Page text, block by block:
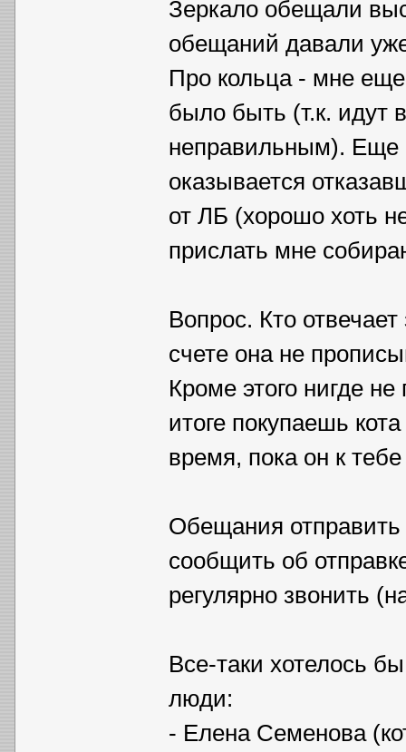
Зеркало обещали
обещаний давали
Про кольца - мне
было быть (т.к. идут
неправильным). Еще
оказывается
от ЛБ (хорошо хоть
прислать мне
Вопрос. Кто
счете она не
Кроме этого нигде
итоге покупаешь
время, пока он к тебе
Обещания отправить
сообщить об
регулярно звонить
Все-таки хотелось
люди:
- Елена Семенова